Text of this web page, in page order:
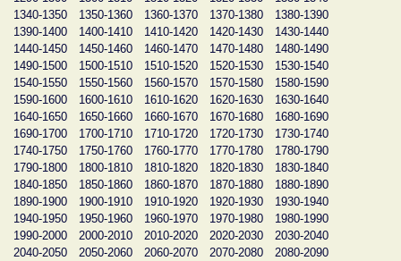
1340-1350
1350-1360 1360-1370 1370-1380
1380-1390
1390-1400
1400-1410 1410-1420 1420-1430
1430-1440
1440-1450
1450-1460 1460-1470 1470-1480
1480-1490
1490-1500
1500-1510 1510-1520 1520-1530
1530-1540
1540-1550
1550-1560 1560-1570 1570-1580
1580-1590
1590-1600
1600-1610 1610-1620 1620-1630
1630-1640
1640-1650
1650-1660 1660-1670 1670-1680
1680-1690
1690-1700
1700-1710 1710-1720 1720-1730
1730-1740
1740-1750
1750-1760 1760-1770 1770-1780
1780-1790
1790-1800
1800-1810 1810-1820 1820-1830
1830-1840
1840-1850
1850-1860 1860-1870 1870-1880
1880-1890
1890-1900
1900-1910 1910-1920 1920-1930
1930-1940
1940-1950
1950-1960 1960-1970 1970-1980
1980-1990
1990-2000
2000-2010 2010-2020 2020-2030
2030-2040
2040-2050
2050-2060 2060-2070 2070-2080
2080-2090